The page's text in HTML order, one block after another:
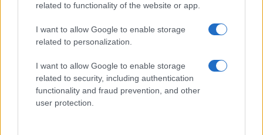
related to functionality of the website or app.
I want to allow Google to enable storage
related to personalization.
I want to allow Google to enable storage
related to security, including authentication
functionality and fraud prevention, and other
user protection.